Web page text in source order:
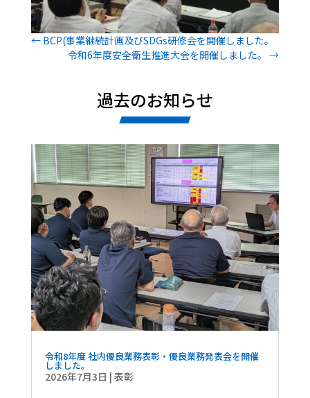
← BCP(事業継続計画及びSDGs研修会を開催しました。
令和6年度安全衛生推進大会を開催しました。 →
過去のお知らせ
令和8年度 社内優良業務表彰・優良業務発表会を開催
しました。
2026年7月3日 | 表彰